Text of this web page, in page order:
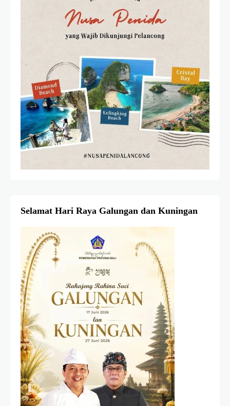
Selamat Hari Raya Galungan dan Kuningan